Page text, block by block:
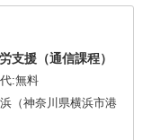
支援（通信課程）
:無料
（神奈川県横浜市港